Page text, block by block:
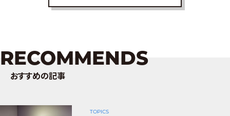
RECOMMENDS
おすすめの記事
TOPICS